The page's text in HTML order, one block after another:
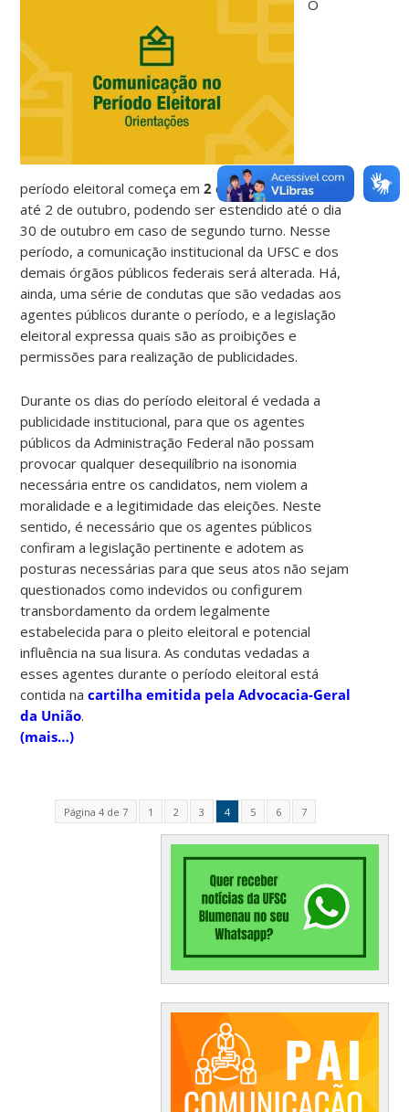
O
período eleitoral começa em2 de julhoe continua
até 2 de outubro, podendo ser estendido até o dia
30 de outubro em caso de segundo turno. Nesse
período, a comunicação institucional da UFSC e dos
demais órgãos públicos federais será alterada. Há,
ainda, uma série de condutas que são vedadas aos
agentes públicos durante o período, e a legislação
eleitoral expressa quais são as proibições e
permissões para realização de publicidades.
Durante os dias do período eleitoral é vedada a
publicidade institucional, para que os agentes
públicos da Administração Federal não possam
provocar qualquer desequilíbrio na isonomia
necessária entre os candidatos, nem violem a
moralidade e a legitimidade das eleições. Neste
sentido, é necessário que os agentes públicos
confiram a legislação pertinente e adotem as
posturas necessárias para que seus atos não sejam
questionados como indevidos ou configurem
transbordamento da ordem legalmente
estabelecida para o pleito eleitoral e potencial
influência na sua lisura. As condutas vedadas a
esses agentes durante o período eleitoral está
contida nacartilha emitida pela Advocacia-Geral
da União.
(mais…)
Página 4 de 7 1 2 3 4 5 6 7